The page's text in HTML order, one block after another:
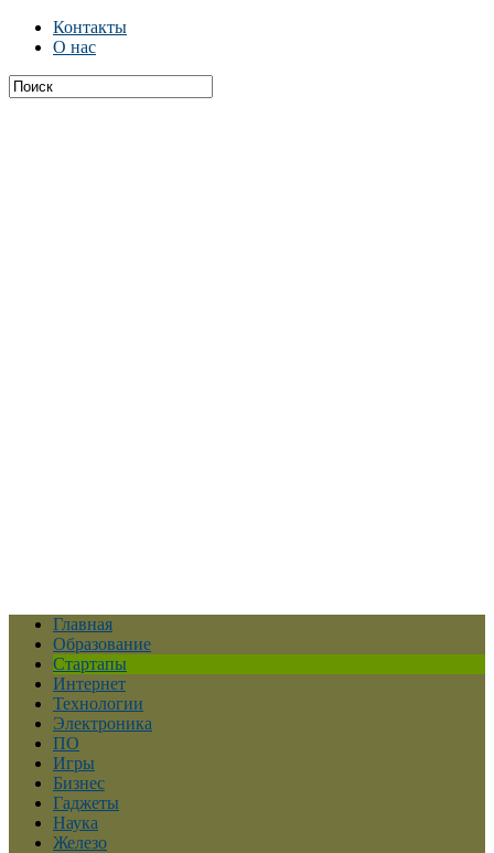
Контакты
О нас
Главная
Образование
Стартапы
Интернет
Технологии
Электроника
ПО
Игры
Бизнес
Гаджеты
Наука
Железо